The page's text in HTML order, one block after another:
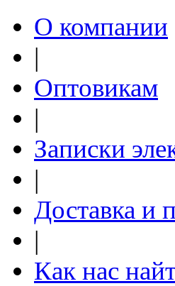
О компании
|
Оптовикам
|
Записки
|
Доставка и
|
Как нас